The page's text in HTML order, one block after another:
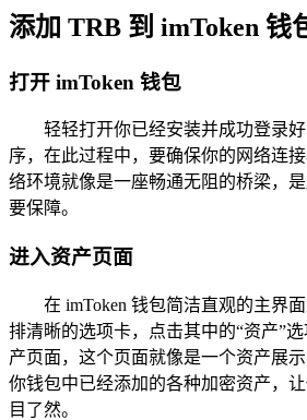
添加 TRB 到 imToken 钱
打开 imToken 钱包
轻轻打开你已经安装并成功登录
序，在此过程中，要确保你的网络连
络环境就像是一座畅通无阻的桥梁，
要保障。
进入资产页面
在 imToken 钱包简洁直观的主界
排清晰的选项卡，点击其中的“资产”
产页面，这个页面就像是一个资产展
你钱包中已经添加的各种加密资产，
目了然。